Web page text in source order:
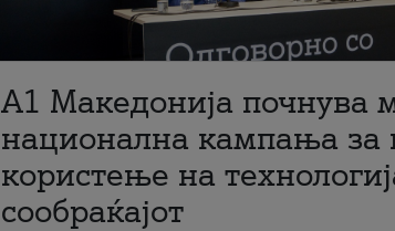
A1 Македонија почнува
национална кампања за
користење на
сообраќајот